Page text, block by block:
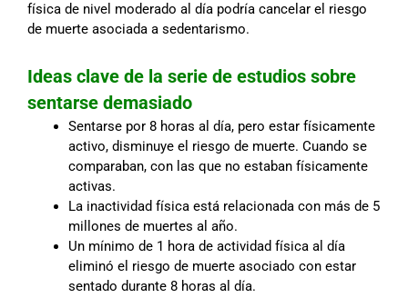
física de nivel moderado al día podría cancelar el riesgo
de muerte asociada a sedentarismo.
Ideas clave de la serie de estudios sobre
sentarse demasiado
Sentarse por 8 horas al día, pero estar físicamente
activo, disminuye el riesgo de muerte. Cuando se
comparaban, con las que no estaban físicamente
activas.
La inactividad física está relacionada con más de 5
millones de muertes al año.
Un mínimo de 1 hora de actividad física al día
eliminó el riesgo de muerte asociado con estar
sentado durante 8 horas al día.